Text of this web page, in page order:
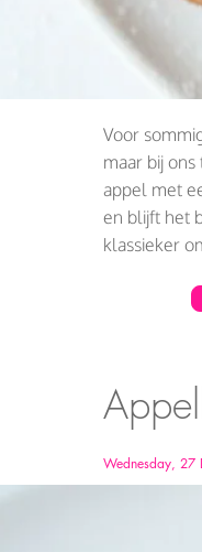
Voor
maar bij
appel met
en blijft het
klassieker
Wednesday, 27